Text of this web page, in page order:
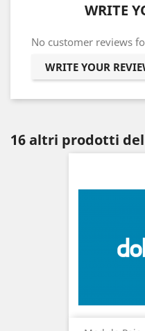
WRITE
No customer reviews
WRITE YOUR
16 altri prodotti